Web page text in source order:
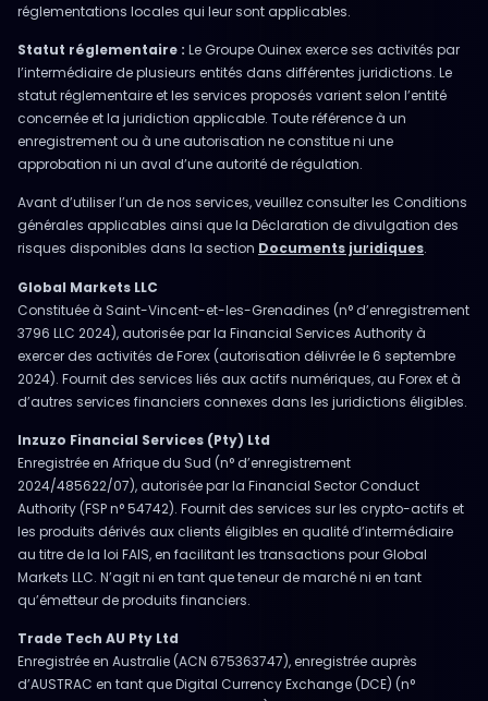
réglementations locales qui leur sont applicables.
Statut réglementaire : Le Groupe Ouinex exerce ses activités par
l’intermédiaire de plusieurs entités dans différentes juridictions. Le
statut réglementaire et les services proposés varient selon l’entité
concernée et la juridiction applicable. Toute référence à un
enregistrement ou à une autorisation ne constitue ni une
approbation ni un aval d’une autorité de régulation.
Avant d’utiliser l’un de nos services, veuillez consulter les Conditions
générales applicables ainsi que la Déclaration de divulgation des
risques disponibles dans la section Documents juridiques.
Global Markets LLC
Constituée à Saint-Vincent-et-les-Grenadines (n° d’enregistrement
3796 LLC 2024), autorisée par la Financial Services Authority à
exercer des activités de Forex (autorisation délivrée le 6 septembre
2024). Fournit des services liés aux actifs numériques, au Forex et à
d’autres services financiers connexes dans les juridictions éligibles.
Inzuzo Financial Services (Pty) Ltd
Enregistrée en Afrique du Sud (n° d’enregistrement
2024/485622/07), autorisée par la Financial Sector Conduct
Authority (FSP n° 54742). Fournit des services sur les crypto-actifs et
les produits dérivés aux clients éligibles en qualité d’intermédiaire
au titre de la loi FAIS, en facilitant les transactions pour Global
Markets LLC. N’agit ni en tant que teneur de marché ni en tant
qu’émetteur de produits financiers.
Trade Tech AU Pty Ltd
Enregistrée en Australie (ACN 675363747), enregistrée auprès
d’AUSTRAC en tant que Digital Currency Exchange (DCE) (n°